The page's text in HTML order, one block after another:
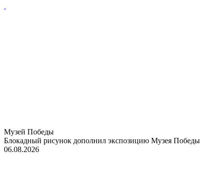
Музей Победы
Блокадный рисунок дополнил экспозицию Музея Победы
06.08.2026